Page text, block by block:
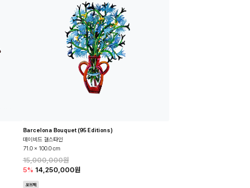
Barcelona Bouquet (95 Editions)
데이비드 걸스타인
71.0 x 100.0 cm
15,000,000원
5% 14,250,000원
오브제